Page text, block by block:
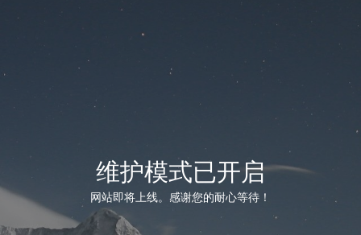
维护模式已开启
网站即将上线。感谢您的耐心等待！